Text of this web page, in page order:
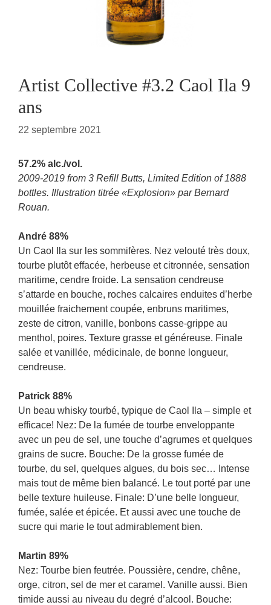
Artist Collective #3.2 Caol Ila 9
ans
22 septembre 2021
57.2% alc./vol.
2009-2019 from 3 Refill Butts, Limited Edition of 1888
bottles. Illustration titrée «Explosion» par Bernard
Rouan.
André 88%
Un Caol Ila sur les sommifères. Nez velouté très doux,
tourbe plutôt effacée, herbeuse et citronnée, sensation
maritime, cendre froide. La sensation cendreuse
s’attarde en bouche, roches calcaires enduites d’herbe
mouillée fraichement coupée, enbruns maritimes,
zeste de citron, vanille, bonbons casse-grippe au
menthol, poires. Texture grasse et généreuse. Finale
salée et vanillée, médicinale, de bonne longueur,
cendreuse.
Patrick 88%
Un beau whisky tourbé, typique de Caol Ila – simple et
efficace! Nez: De la fumée de tourbe enveloppante
avec un peu de sel, une touche d’agrumes et quelques
grains de sucre. Bouche: De la grosse fumée de
tourbe, du sel, quelques algues, du bois sec… Intense
mais tout de même bien balancé. Le tout porté par une
belle texture huileuse. Finale: D’une belle longueur,
fumée, salée et épicée. Et aussi avec une touche de
sucre qui marie le tout admirablement bien.
Martin 89%
Nez: Tourbe bien feutrée. Poussière, cendre, chêne,
orge, citron, sel de mer et caramel. Vanille aussi. Bien
timide aussi au niveau du degré d’alcool. Bouche: